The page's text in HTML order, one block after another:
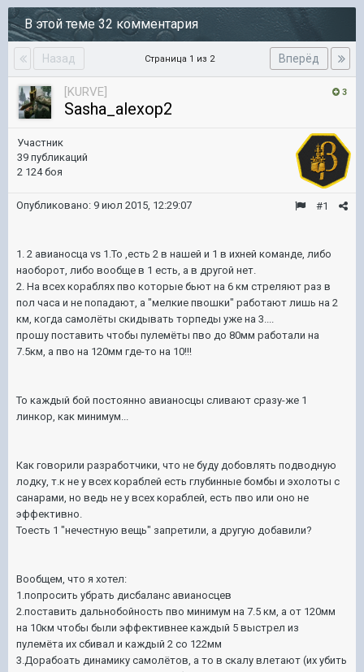
В этой теме 32 комментария
Назад Вперёд
Страница 1 из 2
3
[KURVE]
Sasha_alexop2
Участник
39 публикаций
2 124 боя
#1
Опубликовано: 9 июл 2015, 12:29:07
1. 2 авианосца vs 1.То ,есть 2 в нашей и 1 в ихней команде, либо
наоборот, либо вообще в 1 есть, а в другой нет.
2. На всех кораблях пво которые бьют на 6 км стреляют раз в
пол часа и не попадают, а "мелкие пвошки" работают лишь на 2
км, когда самолёты скидывать торпеды уже на 3....
прошу поставить чтобы пулемёты пво до 80мм работали на
7.5км, а пво на 120мм где-то на 10!!!
То каждый бой постоянно авианосцы сливают сразу-же 1
линкор, как минимум...
Как говорили разработчики, что не буду добовлять подводную
лодку, т.к не у всех кораблей есть глубинные бомбы и эхолоты с
санарами, но ведь не у всех кораблей, есть пво или оно не
эффективно.
Тоесть 1 "нечестную вещь" запретили, а другую добавили?
Вообщем, что я хотел:
1.попросить убрать дисбаланс авианосцев
2.поставить дальнобойность пво минимум на 7.5 км, а от 120мм
на 10км чтобы были эффективнее каждый 5 выстрел из
пулемёта их сбивал и каждый 2 со 122мм
3.Дорабоать динамику самолётов, а то в скалу влетают (их убить